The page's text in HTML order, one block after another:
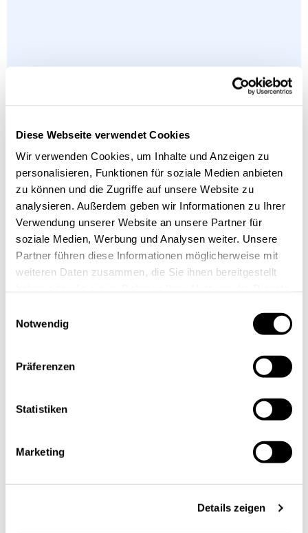
Diese Webseite verwendet Cookies
Wir verwenden Cookies, um Inhalte und Anzeigen zu
personalisieren, Funktionen für soziale Medien anbieten
zu können und die Zugriffe auf unsere Website zu
analysieren. Außerdem geben wir Informationen zu Ihrer
Verwendung unserer Website an unsere Partner für
soziale Medien, Werbung und Analysen weiter. Unsere
Partner führen diese Informationen möglicherweise mit
weiteren Daten zusammen, die Sie ihnen bereitgestellt
Notwendig
Präferenzen
Statistiken
Marketing
Details zeigen